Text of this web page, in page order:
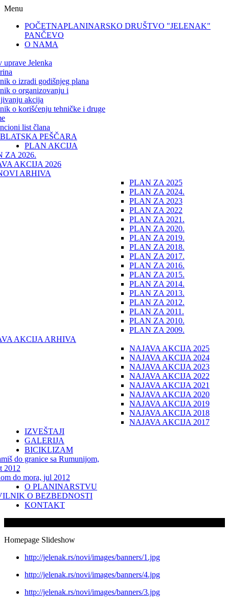
Menu
POČETNAPLANINARSKO DRUŠTVO "JELENAK"
PANČEVO
O NAMA
uprave Jelenka
o izradi godišnjeg plana
o organizovanju i
akcija
o korišćenju tehničke i druge
list člana
PEŠČARA
PLAN AKCIJA
ZA 2026.
AKCIJA 2026
ARHIVA
PLAN ZA 2025
PLAN ZA 2024.
PLAN ZA 2023
PLAN ZA 2022
PLAN ZA 2021.
PLAN ZA 2020.
PLAN ZA 2019.
PLAN ZA 2018.
PLAN ZA 2017.
PLAN ZA 2016.
PLAN ZA 2015.
PLAN ZA 2014.
PLAN ZA 2013.
PLAN ZA 2012.
PLAN ZA 2011.
PLAN ZA 2010.
PLAN ZA 2009.
AKCIJA ARHIVA
NAJAVA AKCIJA 2025
NAJAVA AKCIJA 2024
NAJAVA AKCIJA 2023
NAJAVA AKCIJA 2022
NAJAVA AKCIJA 2021
NAJAVA AKCIJA 2020
NAJAVA AKCIJA 2019
NAJAVA AKCIJA 2018
NAJAVA AKCIJA 2017
IZVEŠTAJI
GALERIJA
BICIKLIZAM
do granice sa Rumunijom,
2012
do mora, jul 2012
O PLANINARSTVU
O BEZBEDNOSTI
KONTAKT
Homepage Slideshow
http://jelenak.rs/novi/images/banners/1.jpg
http://jelenak.rs/novi/images/banners/4.jpg
http://jelenak.rs/novi/images/banners/3.jpg